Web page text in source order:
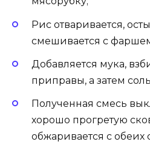
Рис отваривается,
смешивается с
Добавляется мука,
приправы, а затем
Полученная смесь
хорошо прогретую
обжаривается с